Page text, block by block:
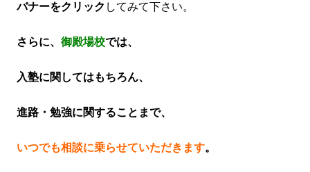
バナーをクリック してみて下さい。
さらに、 御殿場校では、
入塾に関してはもちろん、
進路・勉強に関することまで、
いつでも相談に乗らせていただきます。